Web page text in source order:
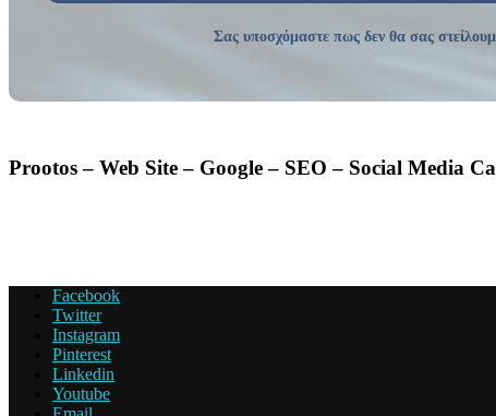
Σας υποσχόμαστε πως δεν θα σας
Prootos – Web Site – Google – SEO – Social Media
Facebook
Twitter
Instagram
Pinterest
Linkedin
Youtube